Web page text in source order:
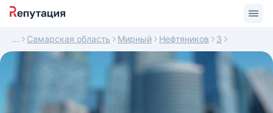
Самарская область Мирный Нефтяников 3